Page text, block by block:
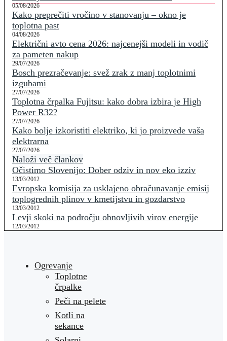
05/08/2026
Kako preprečiti vročino v stanovanju – okno je
toplotna past
04/08/2026
Električni avto cena 2026: najcenejši modeli in vodič
za pameten nakup
29/07/2026
Bosch prezračevanje: svež zrak z manj toplotnimi
izgubami
27/07/2026
Toplotna črpalka Fujitsu: kako dobra izbira je High
Power R32?
27/07/2026
Kako bolje izkoristiti elektriko, ki jo proizvede vaša
elektrarna
27/07/2026
Naloži več člankov
Očistimo Slovenijo: Dober odziv in nov eko izziv
13/03/2012
Evropska komisija za usklajeno obračunavanje emisij
toplogrednih plinov v kmetijstvu in gozdarstvo
13/03/2012
Levji skoki na področju obnovljivih virov energije
12/03/2012
Ogrevanje
Toplotne
črpalke
Peči na pelete
Kotli na
sekance